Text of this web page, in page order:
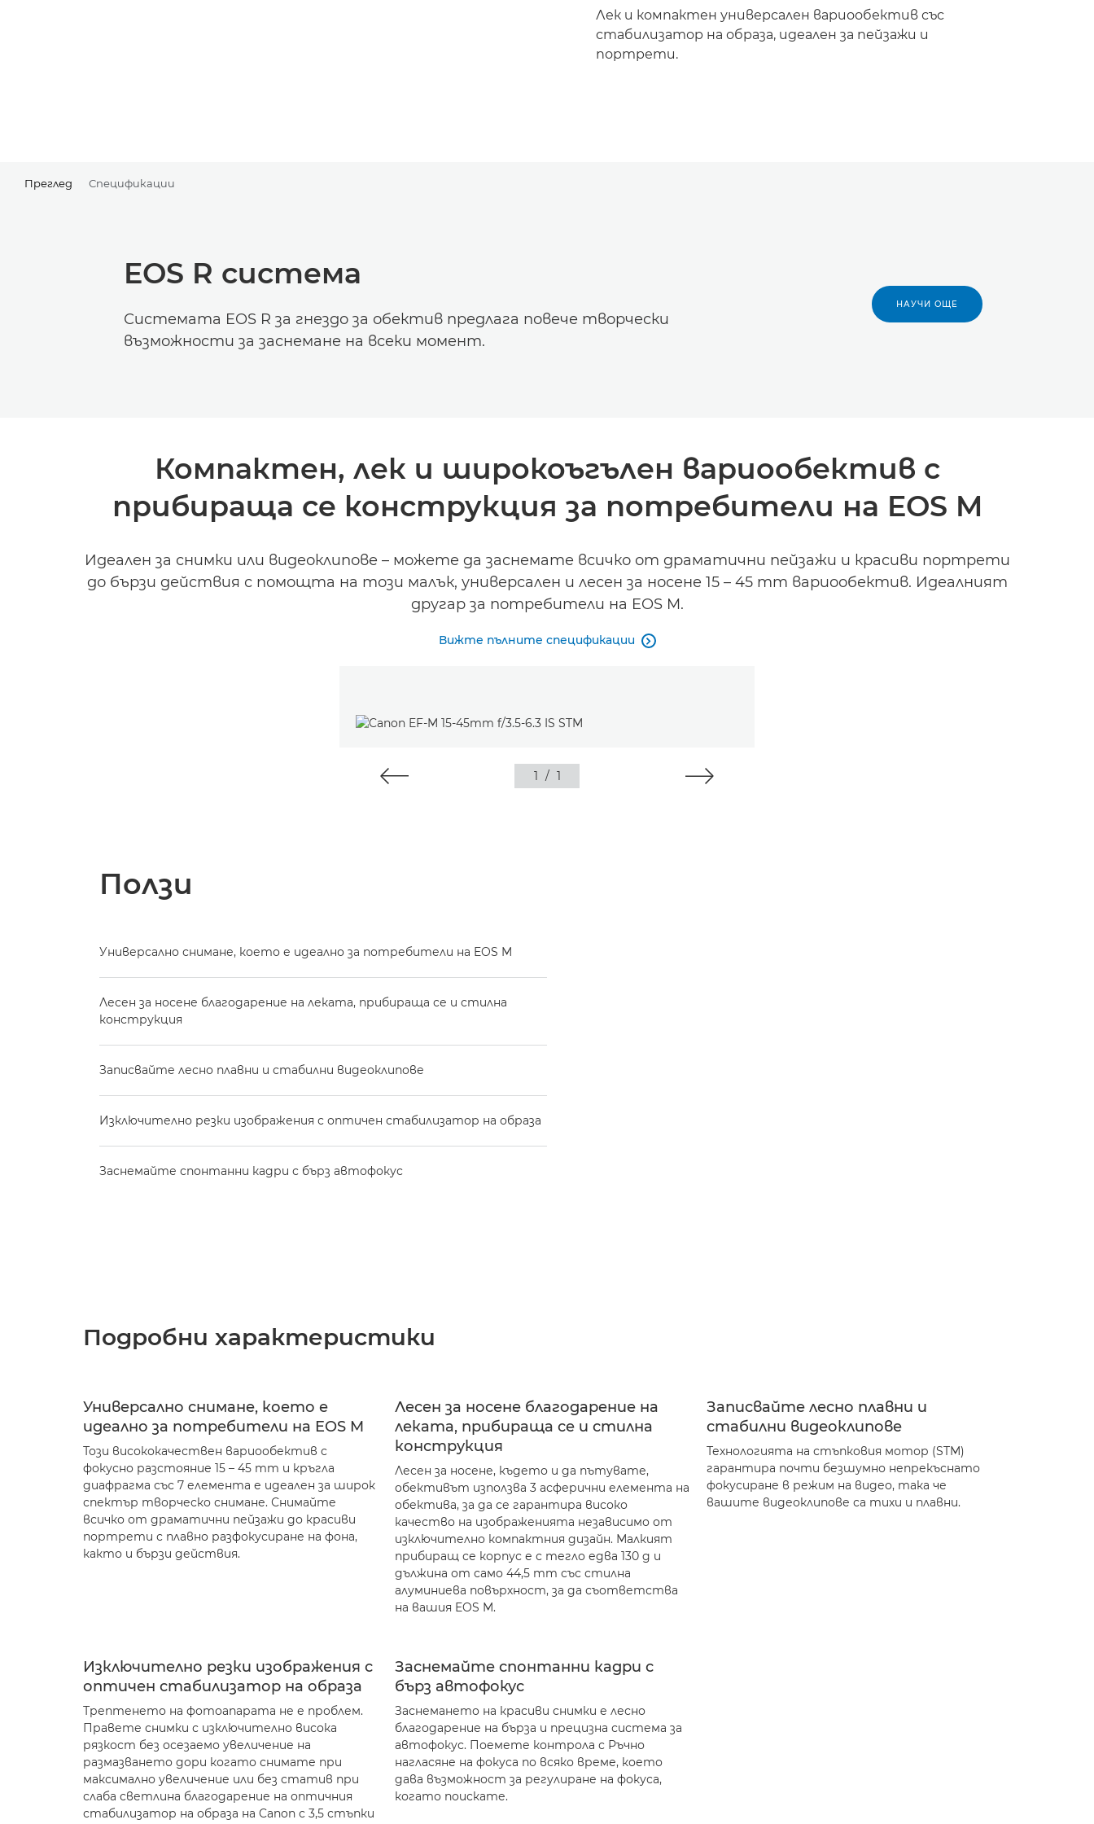
Лек и компактен универсален вариообектив със
стабилизатор на образа, идеален за пейзажи и
портрети.
Преглед Спецификации
EOS R система
Системата EOS R за гнездо за обектив предлага повече творчески
възможности за заснемане на всеки момент.
НАУЧИ ОЩЕ
Компактен, лек и широкоъгълен вариообектив с
прибираща се конструкция за потребители на EOS M
Идеален за снимки или видеоклипове – можете да заснемате всичко от драматични пейзажи и красиви портрети
до бързи действия с помощта на този малък, универсален и лесен за носене 15 – 45 mm вариообектив. Идеалният
другар за потребители на EOS M.
Вижте пълните спецификации 
1 / 1
Ползи
Универсално снимане, което е идеално за потребители на EOS M
Лесен за носене благодарение на леката, прибираща се и стилна
конструкция
Записвайте лесно плавни и стабилни видеоклипове
Изключително резки изображения с оптичен стабилизатор на образа
Заснемайте спонтанни кадри с бърз автофокус
Подробни характеристики
Универсално снимане, което е
идеално за потребители на EOS M
Този висококачествен вариообектив с
фокусно разстояние 15 – 45 mm и кръгла
диафрагма със 7 елемента е идеален за широк
спектър творческо снимане. Снимайте
всичко от драматични пейзажи до красиви
портрети с плавно разфокусиране на фона,
както и бързи действия.
Лесен за носене благодарение на
леката, прибираща се и стилна
конструкция
Лесен за носене, където и да пътувате,
обективът използва 3 асферични елемента на
обектива, за да се гарантира високо
качество на изображенията независимо от
изключително компактния дизайн. Малкият
прибиращ се корпус е с тегло едва 130 g и
дължина от само 44,5 mm със стилна
алуминиева повърхност, за да съответства
на вашия EOS M.
Записвайте лесно плавни и
стабилни видеоклипове
Технологията на стъпковия мотор (STM)
гарантира почти безшумно непрекъснато
фокусиране в режим на видео, така че
вашите видеоклипове са тихи и плавни.
Изключително резки изображения с
оптичен стабилизатор на образа
Трептенето на фотоапарата не е проблем.
Правете снимки с изключително висока
рязкост без осезаемо увеличение на
размазването дори когато снимате при
максимално увеличение или без статив при
слаба светлина благодарение на оптичния
стабилизатор на образа на Canon с 3,5 стъпки
Заснемайте спонтанни кадри с
бърз автофокус
Заснемането на красиви снимки е лесно
благодарение на бърза и прецизна система за
автофокус. Поемете контрола с Ръчно
нагласяне на фокуса по всяко време, което
дава възможност за регулиране на фокуса,
когато поискате.